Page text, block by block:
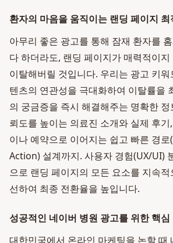
환자의 마음을 움직이는 랜딩 페이지 최
아무리 좋은 광고를 통해 잠재 환자를
다 하더라도, 랜딩 페이지가 매력적이
이탈해버릴 것입니다. 우리는 광고 키
텐츠의 연관성을 극대화하여 이탈률을
의 궁금증을 즉시 해결해주는 명확한
뢰도를 높이는 의료진 소개와 실제 후
이나 예약으로 이어지는 쉽고 빠른 경로
Action) 설계까지. 사용자 경험(UX/UI)
으로 랜딩 페이지의 모든 요소를 지속
선하여 최종 전환율을 높입니다.
성공적인 네이버 병원 광고를 위한 핵심
대한민국에서 온라인 마케팅을 논할 때